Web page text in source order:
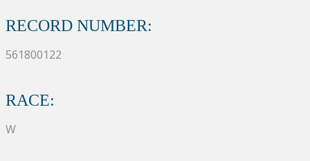
RECORD NUMBER:
561800122
RACE:
W